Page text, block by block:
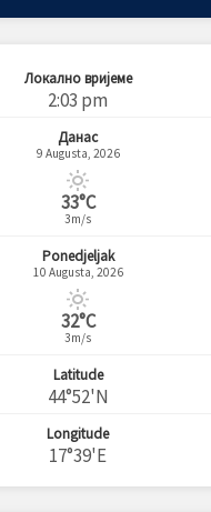
Локално вријеме
2:03 pm
Данас
9 Augusta, 2026
33°C
3m/s
Ponedjeljak
10 Augusta, 2026
32°C
3m/s
Latitude
44°52'N
Longitude
17°39'E